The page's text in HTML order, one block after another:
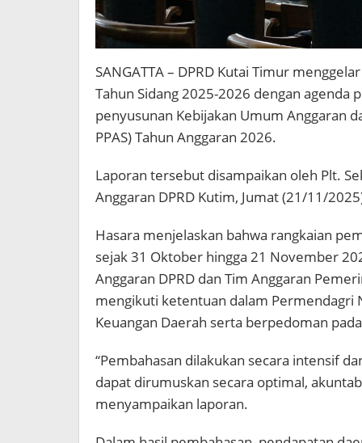
SANGATTA – DPRD Kutai Timur
Tahun Sidang 2025-2026 dengan agenda
penyusunan Kebijakan Umum Anggaran
PPAS) Tahun Anggaran 2026.
Laporan tersebut disampaikan oleh Plt.
Anggaran DPRD Kutim, Jumat (21/11/
Hasara menjelaskan bahwa rangkaian
sejak 31 Oktober hingga 21 November
Anggaran DPRD dan Tim Anggaran
mengikuti ketentuan dalam Permendagri
Keuangan Daerah serta berpedoman
“Pembahasan dilakukan secara intensif
dapat dirumuskan secara optimal,
menyampaikan laporan.